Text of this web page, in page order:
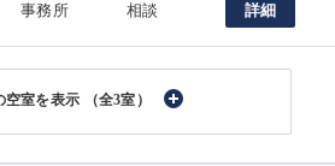
事務所 相談 詳細
（全3室）